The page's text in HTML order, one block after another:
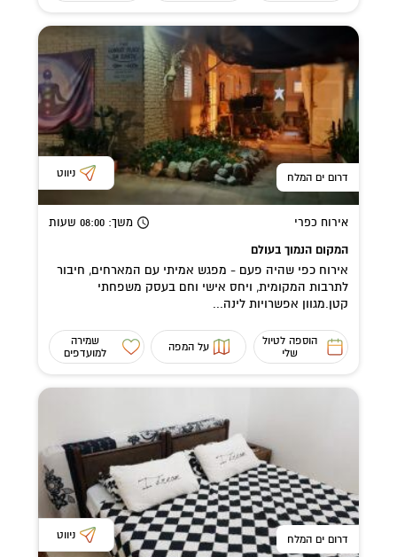
דרום ים המלח ניווט
אירוח כפרי משך: 08:00 שעות
המקום הנמוך בעולם
אירוח כפי שהיה פעם - מפגש אמיתי עם המארחים, חיבור
לתרבות המקומית, ויחס אישי וחם בעסק משפחתי
קטן.מגוון אפשרויות לינה...
הוספה לטיול
שלי
על המפה
שמירה
למועדפים
דרום ים המלח ניווט